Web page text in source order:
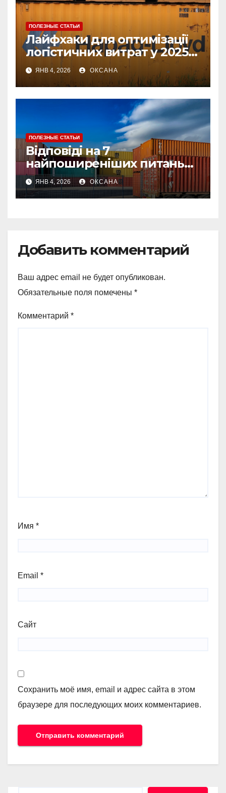
ПОЛЕЗНЫЕ СТАТЬИ
Лайфхаки для оптимізації
логістичних витрат у 2025
році
ЯНВ 4, 2026 ОКСАНА
ПОЛЕЗНЫЕ СТАТЬИ
Відповіді на 7
найпоширеніших питань
про страхування вантажу
ЯНВ 4, 2026 ОКСАНА
Добавить комментарий
Ваш адрес email не будет опубликован.
Обязательные поля помечены *
Комментарий *
Имя *
Email *
Сайт
Сохранить моё имя, email и адрес сайта в этом
браузере для последующих моих комментариев.